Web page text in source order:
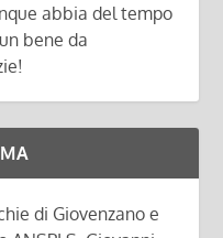
abbia del tempo
bene da
di Giovenzano e